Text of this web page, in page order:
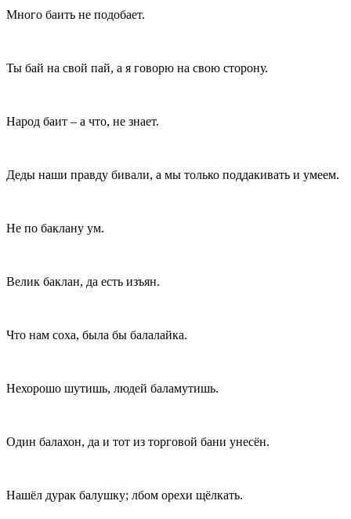
Много баить не подобает.
Ты бай на свой пай, а я говорю на свою сторону.
Народ баит – а что, не знает.
Деды наши правду бивали, а мы только поддакивать и умеем.
Не по баклану ум.
Велик баклан, да есть изъян.
Что нам соха, была бы балалайка.
Нехорошо шутишь, людей баламутишь.
Один балахон, да и тот из торговой бани унесён.
Нашёл дурак балушку; лбом орехи щёлкать.